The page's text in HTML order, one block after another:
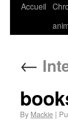
Accueil
←
By Mackie |